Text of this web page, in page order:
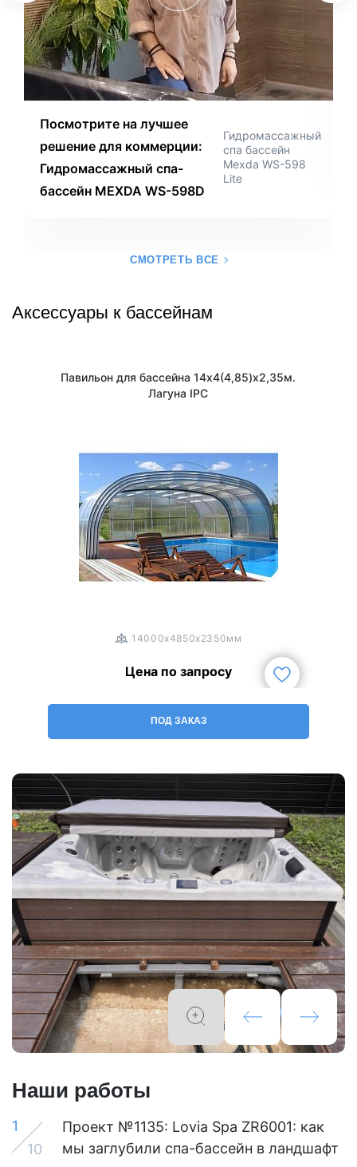
Посмотрите на лучшее
решение для коммерции:
Гидромассажный спа-
бассейн MEXDA WS-598D
Гидромассажный
спа бассейн
Mexda WS-598
Lite
СМОТРЕТЬ ВСЕ
Аксессуары к бассейнам
Павильон для бассейна 14х4(4,85)х2,35м.
Лагуна IPC
14000x4850x2350мм
Цена по запросу
ПОД ЗАКАЗ
Наши работы
1
10
Проект №1135: Lovia Spa ZR6001: как
мы заглубили спа-бассейн в ландшафт